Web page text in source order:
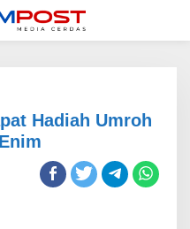
Hadiah Umroh